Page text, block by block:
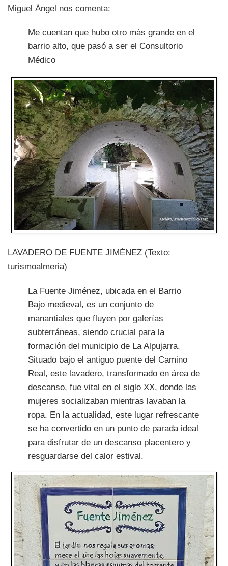
Miguel Ángel nos comenta:
Me cuentan que hubo otro más grande en el
barrio alto, que pasó a ser el Consultorio
Médico
LAVADERO DE FUENTE JIMÉNEZ (Texto:
turismoalmeria)
La Fuente Jiménez, ubicada en el Barrio
Bajo medieval, es un conjunto de
manantiales que fluyen por galerías
subterráneas, siendo crucial para la
formación del municipio de La Alpujarra.
Situado bajo el antiguo puente del Camino
Real, este lavadero, transformado en área de
descanso, fue vital en el siglo XX, donde las
mujeres socializaban mientras lavaban la
ropa. En la actualidad, este lugar refrescante
se ha convertido en un punto de parada ideal
para disfrutar de un descanso placentero y
resguardarse del calor estival.